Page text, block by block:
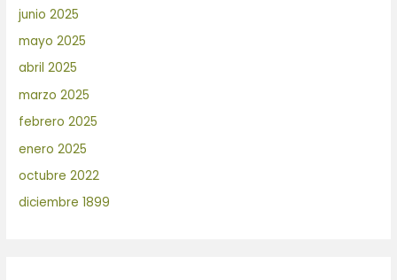
junio 2025
mayo 2025
abril 2025
marzo 2025
febrero 2025
enero 2025
octubre 2022
diciembre 1899